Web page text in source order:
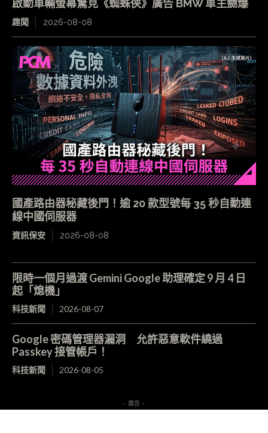
啟動車輛螢幕驚見《蜘蛛俠》廣告 BMW 車主嬲爆
趣聞 2026-08-08
國產路由器秘藏後門！逾 20 款型號每 35 秒自動連
線中國伺服器
資訊保安 2026-08-08
限時一個月過渡 Gemini Google 助理確定 9 月 4 日
起「熄機」
科技新聞 2026-08-07
Google 密碼管理器漏洞 允許惡意軟件繞過
Passkey 接管帳戶！
科技新聞 2026-08-05
- 廣告 -